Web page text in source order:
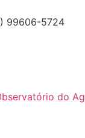
99606-5724
do